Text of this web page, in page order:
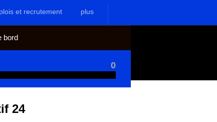
et recrutement plus
bord
0
24